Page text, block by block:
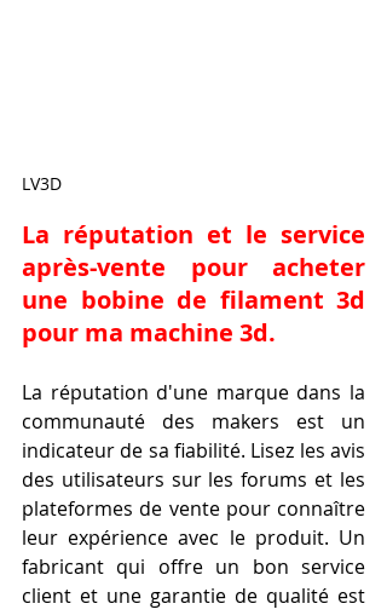
LV3D
La réputation et le service
après-vente pour acheter
une bobine de filament 3d
pour ma machine 3d.
La réputation d'une marque dans la
communauté des makers est un
indicateur de sa fiabilité. Lisez les avis
des utilisateurs sur les forums et les
plateformes de vente pour connaître
leur expérience avec le produit. Un
fabricant qui offre un bon service
client et une garantie de qualité est